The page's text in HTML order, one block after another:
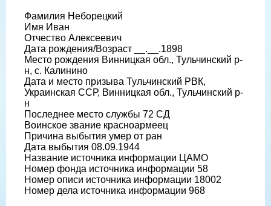
Фамилия Неборецкий
Имя Иван
Отчество Алексеевич
Дата рождения/Возраст __.__.1898
Место рождения Винницкая обл., Тульчинский р-
н, с. Калинино
Дата и место призыва Тульчинский РВК,
Украинская ССР, Винницкая обл., Тульчинский р-
н
Последнее место службы 72 СД
Воинское звание красноармеец
Причина выбытия умер от ран
Дата выбытия 08.09.1944
Название источника информации ЦАМО
Номер фонда источника информации 58
Номер описи источника информации 18002
Номер дела источника информации 968